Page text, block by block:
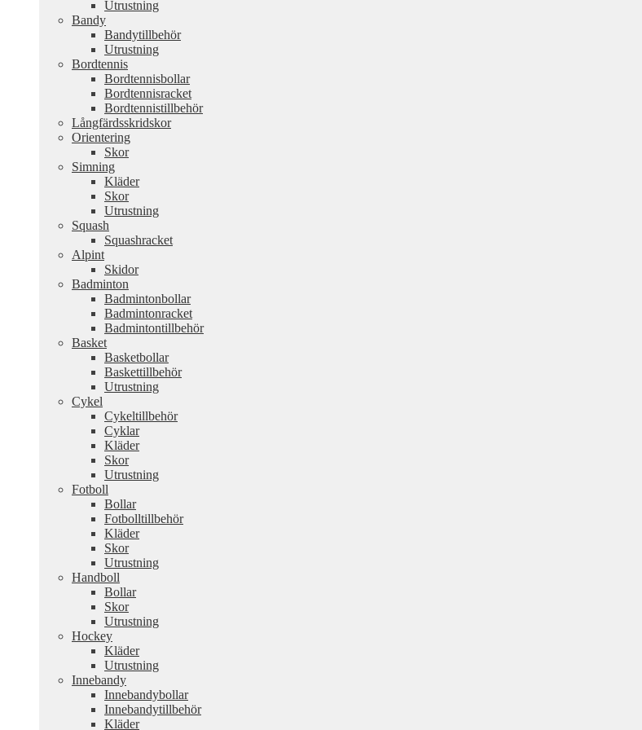
Utrustning
Bandy
Bandytillbehör
Utrustning
Bordtennis
Bordtennisbollar
Bordtennisracket
Bordtennistillbehör
Långfärdsskridskor
Orientering
Skor
Simning
Kläder
Skor
Utrustning
Squash
Squashracket
Alpint
Skidor
Badminton
Badmintonbollar
Badmintonracket
Badmintontillbehör
Basket
Basketbollar
Baskettillbehör
Utrustning
Cykel
Cykeltillbehör
Cyklar
Kläder
Skor
Utrustning
Fotboll
Bollar
Fotbolltillbehör
Kläder
Skor
Utrustning
Handboll
Bollar
Skor
Utrustning
Hockey
Kläder
Utrustning
Innebandy
Innebandybollar
Innebandytillbehör
Kläder